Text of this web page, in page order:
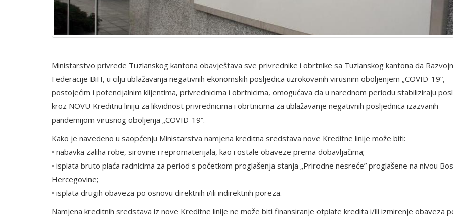
Ministarstvo privrede Tuzlanskog kantona obavještava sve privrednike i obrtnike sa Tuzlanskog kantona da
Federacije BiH, u cilju ublažavanja negativnih ekonomskih posljedica uzrokovanih virusnim oboljenjem „COVID-19”,
postojećim i potencijalnim klijentima, privrednicima i obrtnicima, omogućava da u narednom periodu stabiliziraju
kroz NOVU Kreditnu liniju za likvidnost privrednicima i obrtnicima za ublažavanje negativnih posljednica izazvanih
pandemijom virusnog oboljenja „COVID-19”.
Kako je navedeno u saopćenju Ministarstva namjena kreditna sredstava nove Kreditne linije može biti:
• nabavka zaliha robe, sirovine i repromaterijala, kao i ostale obaveze prema dobavljačima;
• isplata bruto plaća radnicima za period s početkom proglašenja stanja „Prirodne nesreće” proglašene na nivou
Hercegovine;
• isplata drugih obaveza po osnovu direktnih i/ili indirektnih poreza.
Namjena kreditnih sredstava iz nove Kreditne linije ne može biti finansiranje otplate kredita i/ili izmirenje obaveza